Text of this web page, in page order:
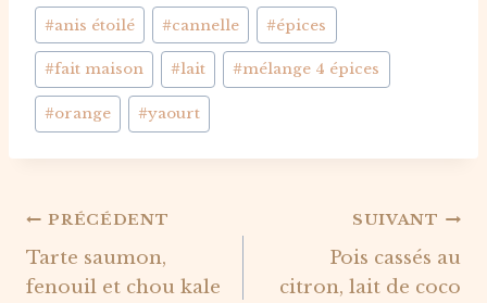
Étiquettes
de
la
publication :
#anis étoilé #cannelle #épices
#fait maison #lait #mélange 4 épices
#orange #yaourt
Navigation
de
PRÉCÉDENT
Tarte saumon,
fenouil et chou kale
SUIVANT
Pois cassés au
citron, lait de coco